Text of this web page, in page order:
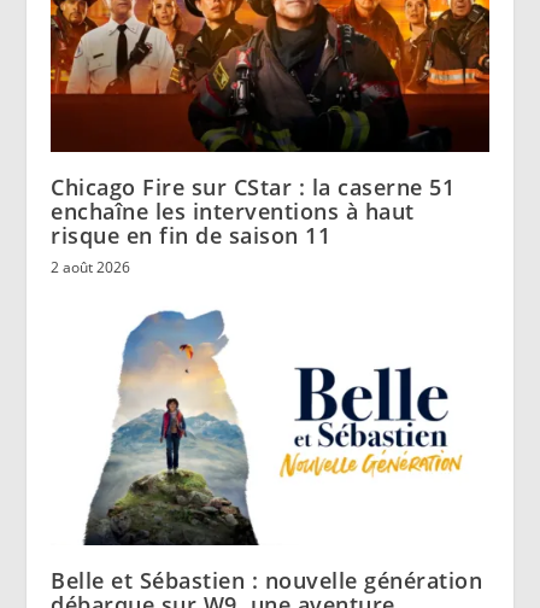
Chicago Fire sur CStar : la caserne 51
enchaîne les interventions à haut
risque en fin de saison 11
2 août 2026
Belle et Sébastien : nouvelle génération